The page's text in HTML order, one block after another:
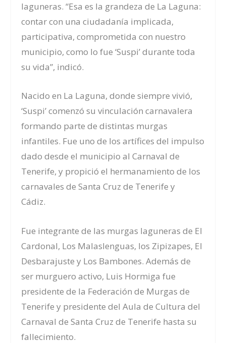
laguneras. “Esa es la grandeza de La Laguna:
contar con una ciudadanía implicada,
participativa, comprometida con nuestro
municipio, como lo fue ‘Suspi’ durante toda
su vida”, indicó.
Nacido en La Laguna, donde siempre vivió,
‘Suspi’ comenzó su vinculación carnavalera
formando parte de distintas murgas
infantiles. Fue uno de los artífices del impulso
dado desde el municipio al Carnaval de
Tenerife, y propició el hermanamiento de los
carnavales de Santa Cruz de Tenerife y
Cádiz.
Fue integrante de las murgas laguneras de El
Cardonal, Los Malaslenguas, los Zipizapes, El
Desbarajuste y Los Bambones. Además de
ser murguero activo, Luis Hormiga fue
presidente de la Federación de Murgas de
Tenerife y presidente del Aula de Cultura del
Carnaval de Santa Cruz de Tenerife hasta su
fallecimiento.